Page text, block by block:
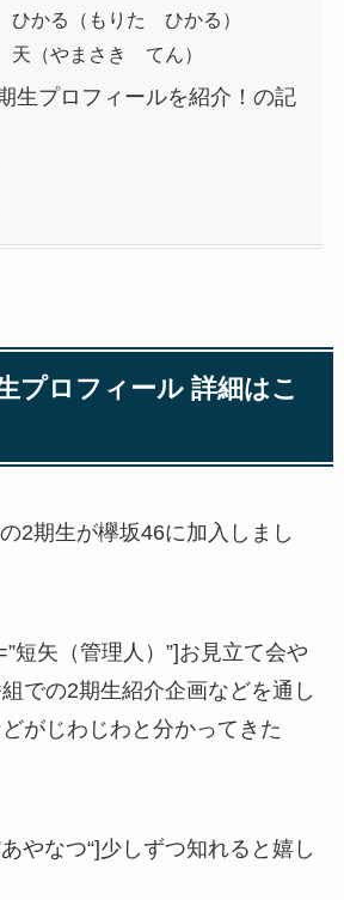
かる（もりた ひかる）
（やまさき てん）
生プロフィールを紹介！の記
プロフィール 詳細はこ
2期生が欅坂46に加入しまし
短矢（管理人）”]お見立て会や
での2期生紹介企画などを通し
がじわじわと分かってきた
あやなつ“]少しずつ知れると嬉し